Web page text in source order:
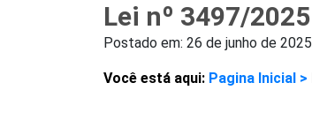
Lei nº 3497/2025
Postado em: 26 de junho de 2025
Você está aqui: Pagina Inicial >